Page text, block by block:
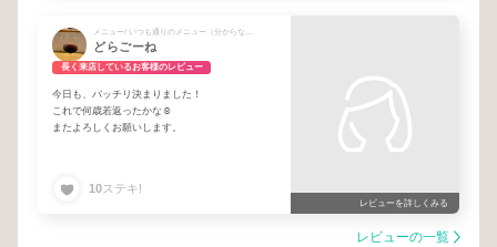
どらごーね
長く来店しているお客様のレビュー
今日も、バッチリ決まりました！
これで何歳若返ったかな☺️
またよろしくお願いします。
10ステキ!
レビューを詳しくみる
レビューの一覧